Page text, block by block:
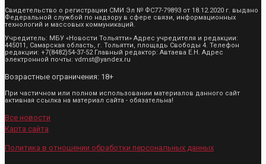
Свидетельство о регистрации СМИ Эл № ФС77-79893 от 18.12.2020 г. выдано
Федеральной службой по надзору в сфере связи, информационных
технологий и массовых коммуникаций.
Учредитель: МБУ «Новости Тольятти» Адрес учредителя и редакции:
445011, Самарская область, г. Тольятти, площадь Свободы 4. Телефон
редакции: +7(8482)54-37-52 Главный редактор: Автаева Е.Н. Адрес
электронной почты: vdmst@yandex.ru
Возрастные ограничения: 18+
При частичном или полном использовании материалов данного сайт
активная ссылка на материал сайта - обязательна!
Все новости
Карта сайта
Политика в отношении обработки персональных данных